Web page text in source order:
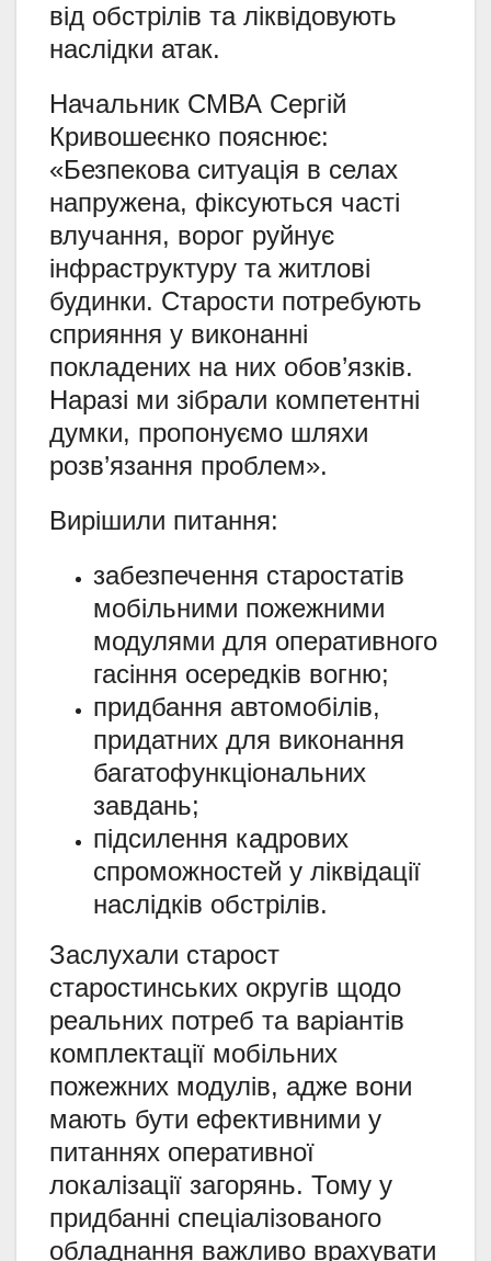
від обстрілів та ліквідовують
наслідки атак.
Начальник СМВА Сергій
Кривошеєнко пояснює:
«Безпекова ситуація в селах
напружена, фіксуються часті
влучання, ворог руйнує
інфраструктуру та житлові
будинки. Старости потребують
сприяння у виконанні
покладених на них обов’язків.
Наразі ми зібрали компетентні
думки, пропонуємо шляхи
розв’язання проблем».
Вирішили питання:
забезпечення старостатів
мобільними пожежними
модулями для оперативного
гасіння осередків вогню;
придбання автомобілів,
придатних для виконання
багатофункціональних
завдань;
підсилення кадрових
спроможностей у ліквідації
наслідків обстрілів.
Заслухали старост
старостинських округів щодо
реальних потреб та варіантів
комплектації мобільних
пожежних модулів, адже вони
мають бути ефективними у
питаннях оперативної
локалізації загорянь. Тому у
придбанні спеціалізованого
обладнання важливо врахувати